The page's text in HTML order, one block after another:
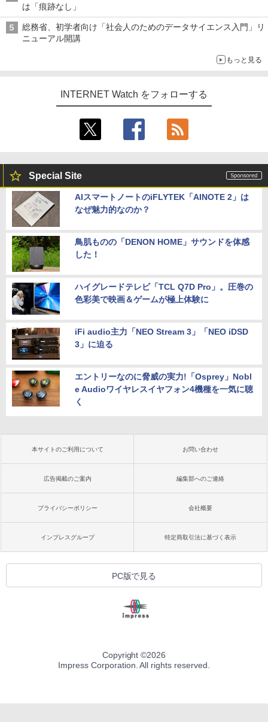
は「痕跡なし」
総務省、初学者向け「社会人のためのデータサイエンス入門」リ
ニューアル開講
もっと見る
INTERNET Watch をフォローする
Special Site
AIスマートノートのiFLYTEK「AINOTE 2」は
なぜ魅力的なのか？
鳥肌ものの「DENON HOME」サウンドを体感
した！
ハイグレードテレビ「TCL Q7D Pro」。圧巻の
色彩美で映画＆ゲームが極上体験に
iFi audio主力「NEO Stream 3」「NEO iDSD
3」に迫る
エントリーなのに脅威の実力!「Osprey」Nobl
e Audioワイヤレスイヤフォン4機種を一気に聴
く
本サイトのご利用について お問い合わせ
広告掲載のご案内 編集部へのご連絡
プライバシーポリシー 会社概要
インプレスグループ 特定商取引法に基づく表示
PC版で見る
Copyright ©2026
Impress Corporation. All rights reserved.